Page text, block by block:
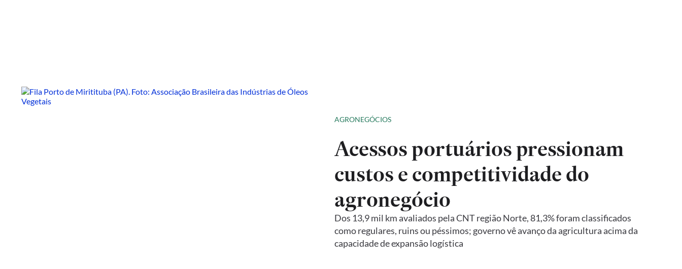
AGRONEGÓCIOS
Acessos portuários pressionam
custos e competitividade do
agronegócio
Dos 13,9 mil km avaliados pela CNT região Norte, 81,3% foram classificados
como regulares, ruins ou péssimos; governo vê avanço da agricultura acima da
capacidade de expansão logística